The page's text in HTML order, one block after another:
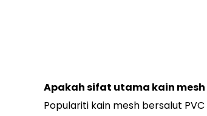
Apakah sifat utama kain mesh
Populariti kain mesh bersalut